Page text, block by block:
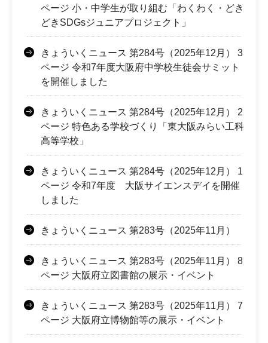
ページ 小・中学生が取り組む「わくわく・どき
どきSDGsジュニアプロジェクト」
きょういくニュース 第284号（2025年12月） 3
ページ 令和7年度大阪府中学校生徒会サミット
を開催しました
きょういくニュース 第284号（2025年12月） 2
ページ 特色ある学校づくり「東大阪みらい工科
高等学校」
きょういくニュース 第284号（2025年12月） 1
ページ 令和7年度 大阪サイエンスデイを開催
しました
きょういくニュース 第283号（2025年11月）
きょういくニュース 第283号（2025年11月） 8
ページ 大阪府立図書館の展示・イベント
きょういくニュース 第283号（2025年11月） 7
ページ 大阪府立博物館等の展示・イベント